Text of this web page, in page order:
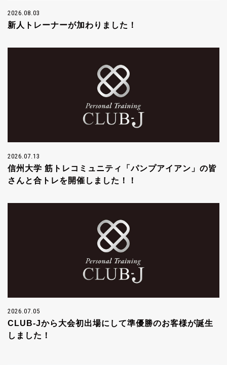
2026.08.03
新人トレーナーが加わりました！
2026.07.13
信州大学 筋トレコミュニティ「パンプアイアン」の皆
さんと合トレを開催しました！！
2026.07.05
CLUB-Jから大会初出場にして準優勝のお客様が誕生
しました！